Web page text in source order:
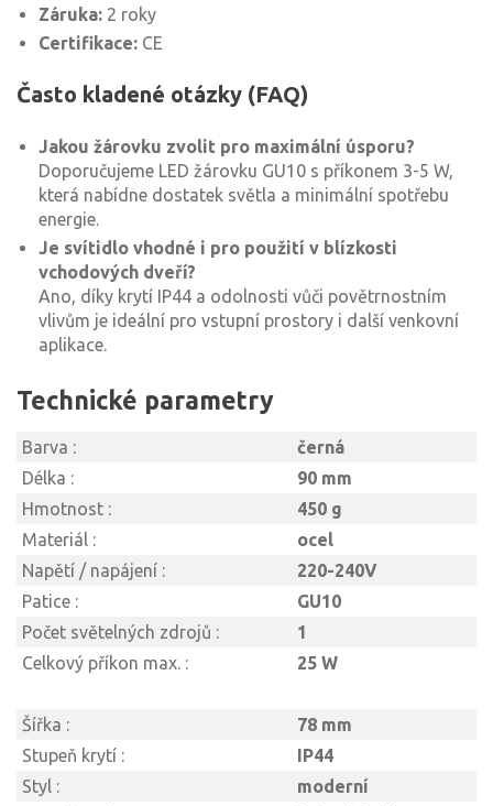
Záruka: 2 roky
Certifikace: CE
Často kladené otázky (FAQ)
Jakou žárovku zvolit pro maximální úsporu?
Doporučujeme LED žárovku GU10 s příkonem 3-5 W,
která nabídne dostatek světla a minimální spotřebu
energie.
Je svítidlo vhodné i pro použití v blízkosti
vchodových dveří?
Ano, díky krytí IP44 a odolnosti vůči povětrnostním
vlivům je ideální pro vstupní prostory i další venkovní
aplikace.
Technické parametry
Barva :
černá
Délka :
90 mm
Hmotnost :
450 g
Materiál :
ocel
Napětí / napájení :
220-240V
Patice :
GU10
Počet světelných zdrojů :
1
Celkový příkon max. :
25 W
Šířka :
78 mm
Stupeň krytí :
IP44
Styl :
moderní